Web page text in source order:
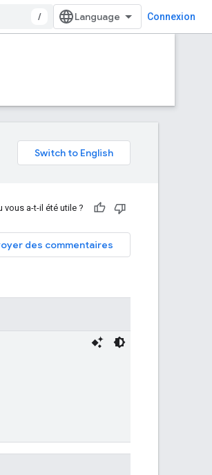
/ Connexion
vous a-t-il été utile ?
des commentaires